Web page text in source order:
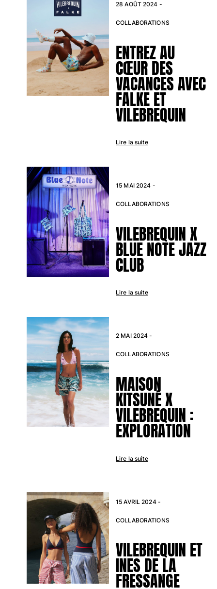
Retours
Livraison
Questions fréquentes
Magasins
Nous contacter
Suivre ma commande
Mon compte
28 AOÛT 2024 -
COLLABORATIONS
ENTREZ AU
CŒUR DES
VACANCES AVEC
FALKE ET
VILEBREQUIN
Lire la suite
15 MAI 2024 -
COLLABORATIONS
VILEBREQUIN X
BLUE NOTE JAZZ
CLUB
Lire la suite
2 MAI 2024 -
COLLABORATIONS
MAISON
KITSUNÉ X
VILEBREQUIN :
EXPLORATION
Lire la suite
15 AVRIL 2024 -
COLLABORATIONS
VILEBREQUIN ET
INES DE LA
FRESSANGE